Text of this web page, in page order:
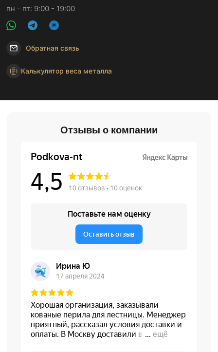
пн - пт: 9:00 - 19:00
Обратная связь
Калькулятор веса металла
Отзывы о компании